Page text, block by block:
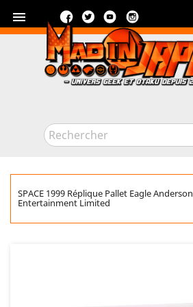
 FacebookTwitterYouTube
SPACE 1999 Réplique Pallet Eagle Anderson
Entertainment Limited